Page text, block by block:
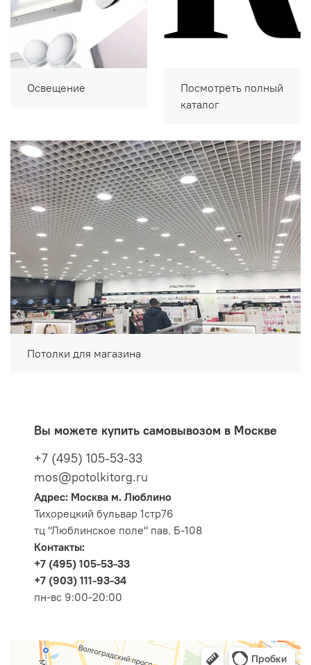
Освещение
Посмотреть полный
каталог
Потолки для магазина
Вы можете купить самовывозом в Москве
+7 (495) 105-53-33
mos@potolkitorg.ru
Адрес: Москва м. Люблино
Тихорецкий бульвар 1стр76
тц "Люблинское поле" пав. Б-108
Контакты:
+7 (495) 105-53-33
+7 (903) 111-93-34
пн-вс 9:00-20:00